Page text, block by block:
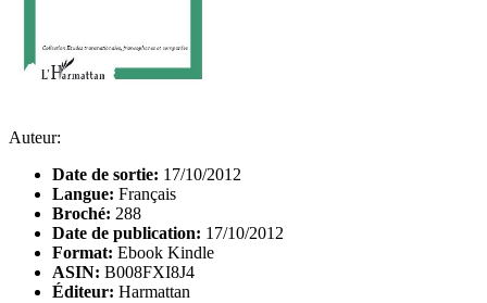
Auteur:
Date de sortie: 17/10/2012
Langue: Français
Broché: 288
Date de publication: 17/10/2012
Format: Ebook Kindle
ASIN: B008FXI8J4
Éditeur: Harmattan